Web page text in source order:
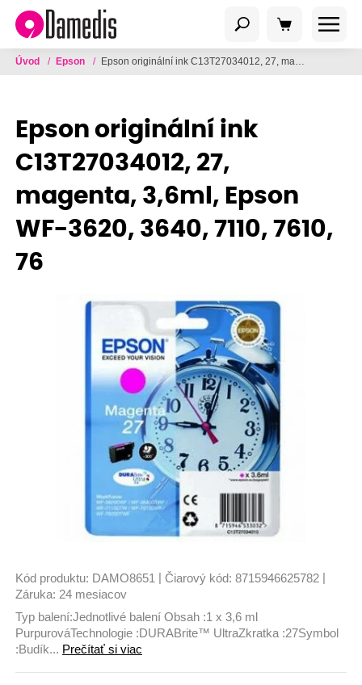
Úvod / Epson / Epson originální ink C13T27034012, 27, magenta, 3,6ml, Epson WF-3620, 3640, 7110, 7610, 76
Epson originální ink
C13T27034012, 27,
magenta, 3,6ml, Epson
WF-3620, 3640, 7110, 7610,
76
Kód produktu: DAMO8651 Čiarový kód: 8715946625782
Záruka: 24 mesiacov
Typ balení:Jednotlivé balení Obsah :1 x 3,6 ml
PurpurováTechnologie :DURABrite™ UltraZkratka :27Symbol
:Budík... Prečítať si viac